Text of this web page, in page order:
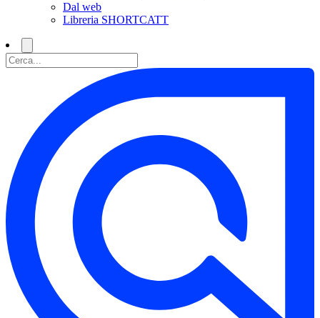
Dal web
Libreria SHORTCATT